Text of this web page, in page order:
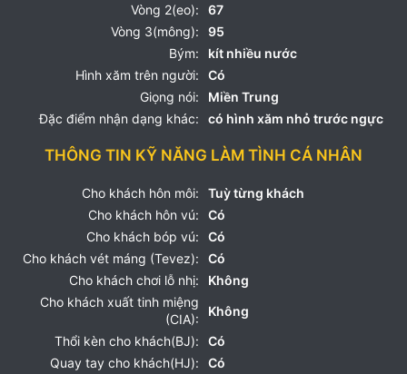
Vòng 2(eo):
67
Vòng 3(mông):
95
Bým:
kít nhiều nước
Hình xăm trên người:
Có
Giọng nói:
Miền Trung
Đặc điểm nhận dạng khác:
có hình xăm nhỏ trước ngực
THÔNG TIN KỸ NĂNG LÀM TÌNH CÁ NHÂN
Cho khách hôn môi:
Tuỳ từng khách
Cho khách hôn vú:
Có
Cho khách bóp vú:
Có
Cho khách vét máng (Tevez):
Có
Cho khách chơi lỗ nhị:
Không
Cho khách xuất tinh miệng
(CIA):
Không
Thổi kèn cho khách(BJ):
Có
Quay tay cho khách(HJ):
Có